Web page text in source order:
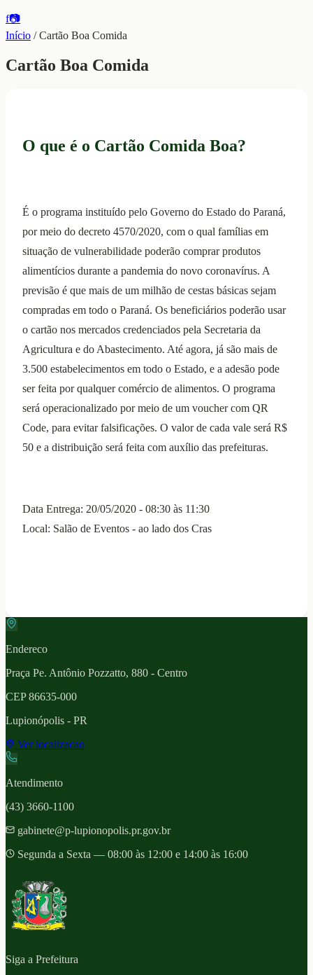
f📷
Início /Cartão Boa Comida
Cartão Boa Comida
O que é o Cartão Comida Boa?
É o programa instituído pelo Governo do Estado do Paraná,
por meio do decreto 4570/2020, com o qual famílias em
situação de vulnerabilidade poderão comprar produtos
alimentícios durante a pandemia do novo coronavírus. A
previsão é que mais de um milhão de cestas básicas sejam
compradas em todo o Paraná. Os beneficiários poderão usar
o cartão nos mercados credenciados pela Secretaria da
Agricultura e do Abastecimento. Até agora, já são mais de
3.500 estabelecimentos em todo o Estado, e a adesão pode
ser feita por qualquer comércio de alimentos. O programa
será operacionalizado por meio de um voucher com QR
Code, para evitar falsificações. O valor de cada vale será R$
50 e a distribuição será feita com auxílio das prefeituras.
Data Entrega: 20/05/2020 - 08:30 às 11:30
Local: Salão de Eventos - ao lado dos Cras
Endereco
Praça Pe. Antônio Pozzatto, 880 - Centro
CEP86635-000
Lupionópolis - PR
Ver localizacao
Atendimento
(43) 3660-1100
gabinete@p-lupionopolis.pr.gov.br
Segunda a Sexta — 08:00 às 12:00 e 14:00 às 16:00
Siga a Prefeitura